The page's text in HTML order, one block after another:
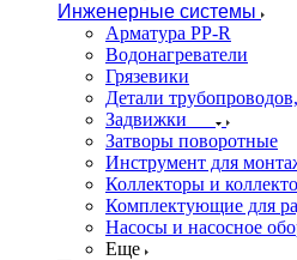
Инженерные системы
Арматура PP-R
Водонагреватели
Грязевики
Детали
Задвижки
Затворы поворотные
Инструмент для
Коллекторы и
Комплектующие для
Насосы и насосное
Еще